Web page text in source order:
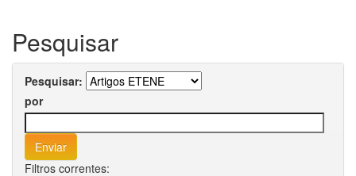
Pesquisar
Pesquisar:
por
Filtros correntes: